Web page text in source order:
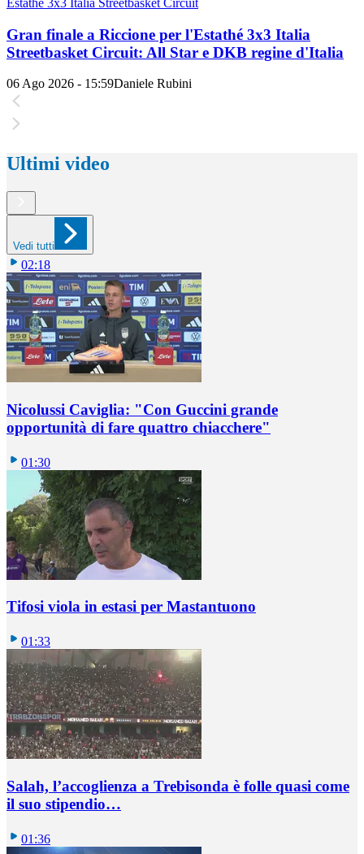
Estathé 3x3 Italia Streetbasket Circuit
Gran finale a Riccione per l'Estathé 3x3 Italia
Streetbasket Circuit: All Star e DKB regine d'Italia
06 Ago 2026 - 15:59Daniele Rubini
Ultimi video
Vedi tutti
02:18
Nicolussi Caviglia: "Con Guccini grande
opportunità di fare quattro chiacchere"
01:30
Tifosi viola in estasi per Mastantuono
01:33
Salah, l’accoglienza a Trebisonda è folle quasi come
il suo stipendio…
01:36